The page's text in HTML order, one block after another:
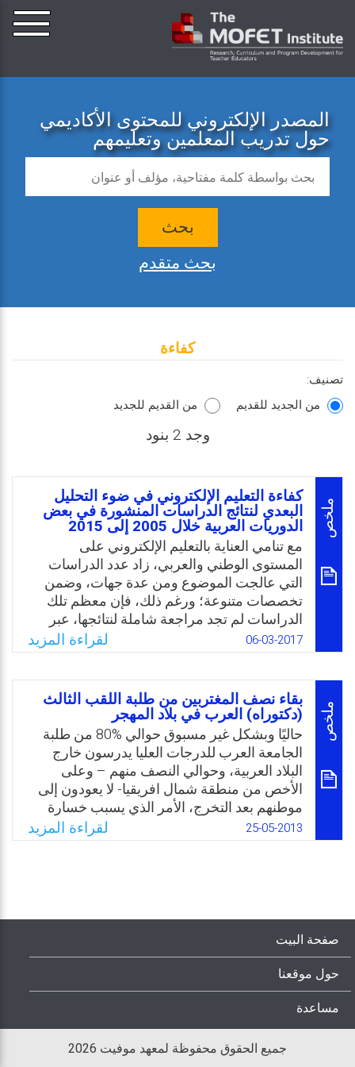
المصدر الإلكتروني للمحتوى الأكاديمي
حول تدريب المعلمين وتعليمهم
بحث
بحث متقدم
كفاءة
تصنيف:
من الجديد للقديم
من القديم للجديد
وجد 2 بنود
ملخص
كفاءة التعليم الإلكتروني في ضوء التحليل
البعدي لنتائج الدراسات المنشورة في بعض
الدوريات العربية خلال 2005 إلى 2015
مع تنامي العناية بالتعليم الإلكتروني على
المستوى الوطني والعربي، زاد عدد الدراسات
التي عالجت الموضوع ومن عدة جهات، وضمن
تخصصات متنوعة؛ ورغم ذلك، فإن معظم تلك
الدراسات لم تجد مراجعة شاملة لنتائجها، عبر
إجراء دراسات تحليلية يمكن الاعتماد عليها
للخروج بحكم موضوعي دقيق حول كفاءة التعليم
الإلكتروني. وتُظهر مراجعة الدراسات السابقة
على المستويين الوطني والعربي ندرة مثل هذا
النوع من الدراسات، كما أن بعضها عنيت بالتحليل
الكمي دون التحليل البعدي. وعليه، جاءت
الدراسة الحالية في محاولة لاستكشاف كفاءة
التعليم الإلكتروني في ضوء التحليل البعدي لنتائج
الدراسات المنشورة في بعض الدوريات العربية
خلال الفترة من (2005 إلى 2015).
WhatsApp
Facebook
Twitter
Email
06-03-2017 لقراءة المزيد
ملخص
بقاء نصف المغتربين من طلبة اللقب الثالث
(دكتوراه) العرب في بلاد المهجر
حاليًا وبشكل غير مسبوق حوالي %80 من طلبة
الجامعة العرب للدرجات العليا يدرسون خارج
البلاد العربية، وحوالي النصف منهم – وعلى
الأخص من منطقة شمال افريقيا- لا يعودون إلى
موطنهم بعد التخرج، الأمر الذي يسبب خسارة
مادية كبيرة. لحل المشكلة يقترح الكاتب عدة
حلول ومنها: تحويل الموارد، تزويد ألأمم الأفريقية
WhatsApp
Facebook
Twitter
Email
25-05-2013 لقراءة المزيد
صفحة البيت
حول موقعنا
مساعدة
جميع الحقوق محفوظة لمعهد موفيت 2026